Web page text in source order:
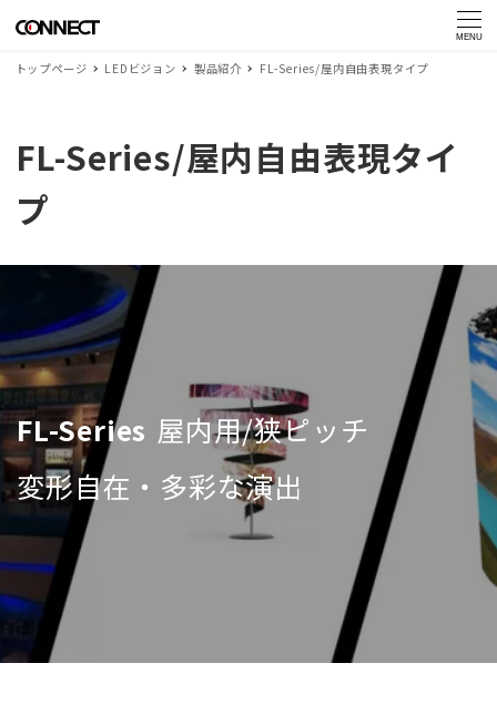
MENU
トップページ LEDビジョン 製品紹介 FL-Series/屋内自由表現タイプ
FL-Series/屋内自由表現タイ
プ
FL-Series 屋内用/狭ピッチ
変形自在・多彩な演出